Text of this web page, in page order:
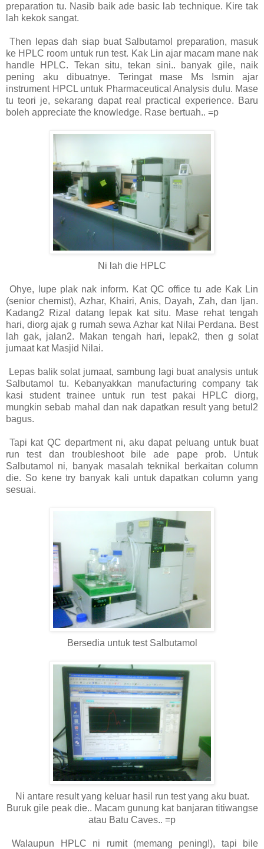
preparation tu. Nasib baik ade basic lab technique. Kire tak
lah kekok sangat.
Then lepas dah siap buat Salbutamol preparation, masuk
ke HPLC room untuk run test. Kak Lin ajar macam mane nak
handle HPLC. Tekan situ, tekan sini.. banyak gile, naik
pening aku dibuatnye. Teringat mase Ms Ismin ajar
instrument HPCL untuk Pharmaceutical Analysis dulu. Mase
tu teori je, sekarang dapat real practical experience. Baru
boleh appreciate the knowledge. Rase bertuah.. =p
Ni lah die HPLC
Ohye, lupe plak nak inform. Kat QC office tu ade Kak Lin
(senior chemist), Azhar, Khairi, Anis, Dayah, Zah, dan Ijan.
Kadang2 Rizal datang lepak kat situ. Mase rehat tengah
hari, diorg ajak g rumah sewa Azhar kat Nilai Perdana. Best
lah gak, jalan2. Makan tengah hari, lepak2, then g solat
jumaat kat Masjid Nilai.
Lepas balik solat jumaat, sambung lagi buat analysis untuk
Salbutamol tu. Kebanyakkan manufacturing company tak
kasi student trainee untuk run test pakai HPLC diorg,
mungkin sebab mahal dan nak dapatkan result yang betul2
bagus.
Tapi kat QC department ni, aku dapat peluang untuk buat
run test dan troubleshoot bile ade pape prob. Untuk
Salbutamol ni, banyak masalah teknikal berkaitan column
die. So kene try banyak kali untuk dapatkan column yang
sesuai.
Bersedia untuk test Salbutamol
Ni antare result yang keluar hasil run test yang aku buat.
Buruk gile peak die.. Macam gunung kat banjaran titiwangse
atau Batu Caves.. =p
Walaupun HPLC ni rumit (memang pening!), tapi bile